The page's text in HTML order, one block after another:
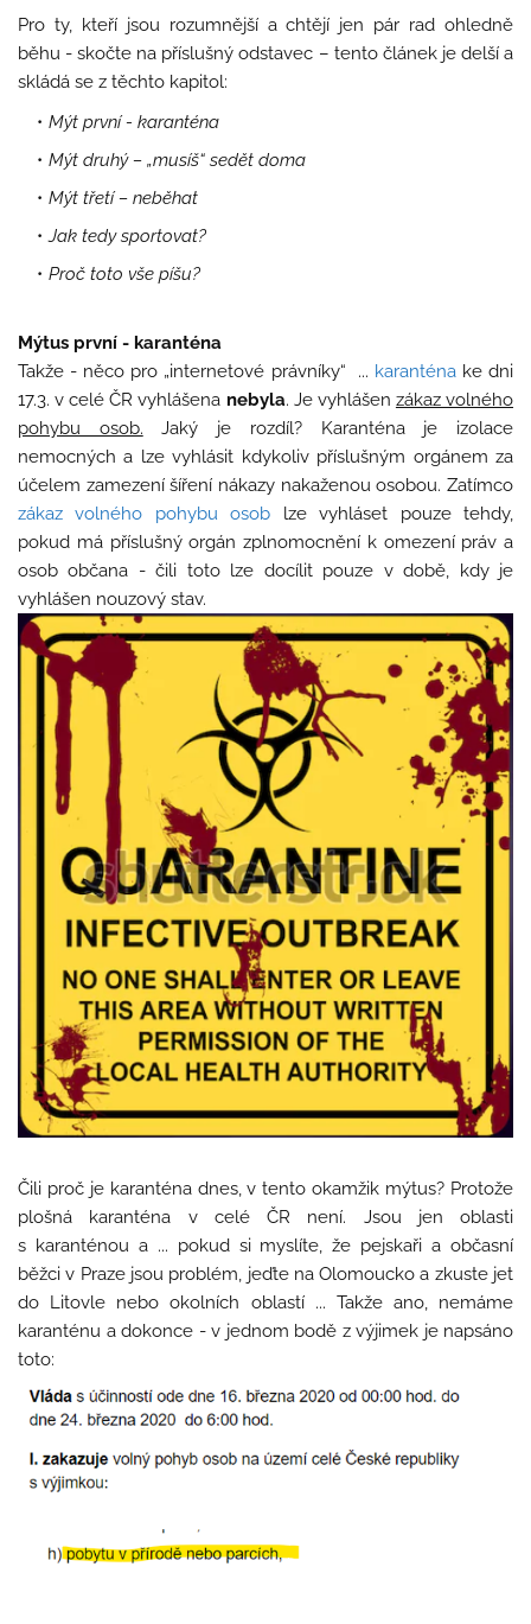
Pro ty, kteří jsou rozumnější a chtějí jen pár rad ohledně
běhu - skočte na příslušný odstavec – tento článek je delší a
skládá se z těchto kapitol:
Mýt první - karanténa
Mýt druhý – „musíš“ sedět doma
Mýt třetí – neběhat
Jak tedy sportovat?
Proč toto vše píšu?
Mýtus první - karanténa
Takže - něco pro „internetové právníky“
... karanténake dni
17.3. v celé ČR vyhlášena nebyla. Je vyhlášen zákaz volného
pohybu osob. Jaký je rozdíl? Karanténa je izolace
nemocných a lze vyhlásit kdykoliv příslušným orgánem za
účelem zamezení šíření nákazy nakaženou osobou. Zatímco
zákaz volného pohybu osob lze vyhláset pouze tehdy,
pokud má příslušný orgán zplnomocnění k omezení práv a
osob občana - čili toto lze docílit pouze v době, kdy je
vyhlášen nouzový stav.
Čili proč je karanténa dnes, v tento okamžik mýtus? Protože
plošná karanténa v celé ČR není. Jsou jen oblasti
s karanténou a ... pokud si myslíte, že pejskaři a občasní
běžci v Praze jsou problém, jeďte na Olomoucko a zkuste jet
do Litovle nebo okolních oblastí ... Takže ano, nemáme
karanténu a dokonce - v jednom bodě z výjimek je napsáno
toto: